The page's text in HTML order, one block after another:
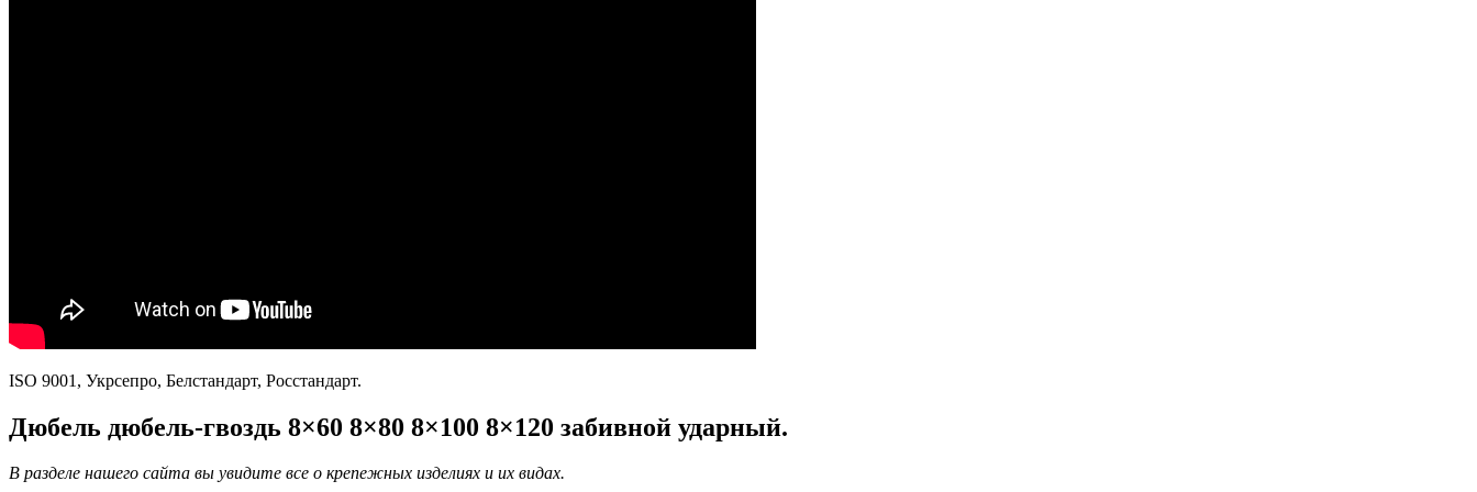
ISO 9001, Укрсепро, Белстандарт, Росстандарт.
Дюбель дюбель-гвоздь 8×60 8×80 8×100 8×120 забивной ударный.
В разделе нашего сайта вы увидите все о крепежных изделиях и их видах.